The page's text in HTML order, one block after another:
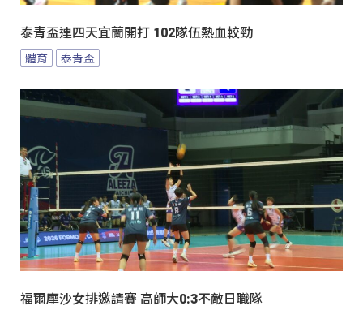
泰青盃連四天宜蘭開打 102隊伍熱血較勁
體育 泰青盃
福爾摩沙女排邀請賽 高師大0:3不敵日職隊